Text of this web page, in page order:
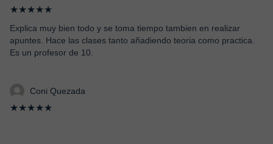
★★★★★
Explica muy bien todo y se toma tiempo tambien en realizar
apuntes. Hace las clases tanto añadiendo teoria como practica.
Es un profesor de 10.
Coni Quezada
★★★★★